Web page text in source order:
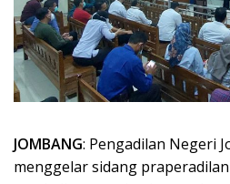
JOMBANG: Pengadilan Negeri
menggelar sidang